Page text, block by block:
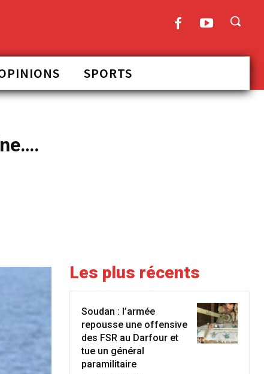
SPORTS
Les plus récents
Soudan : l’armée
repousse une offensive
des FSR au Darfour et
tue un général
paramilitaire